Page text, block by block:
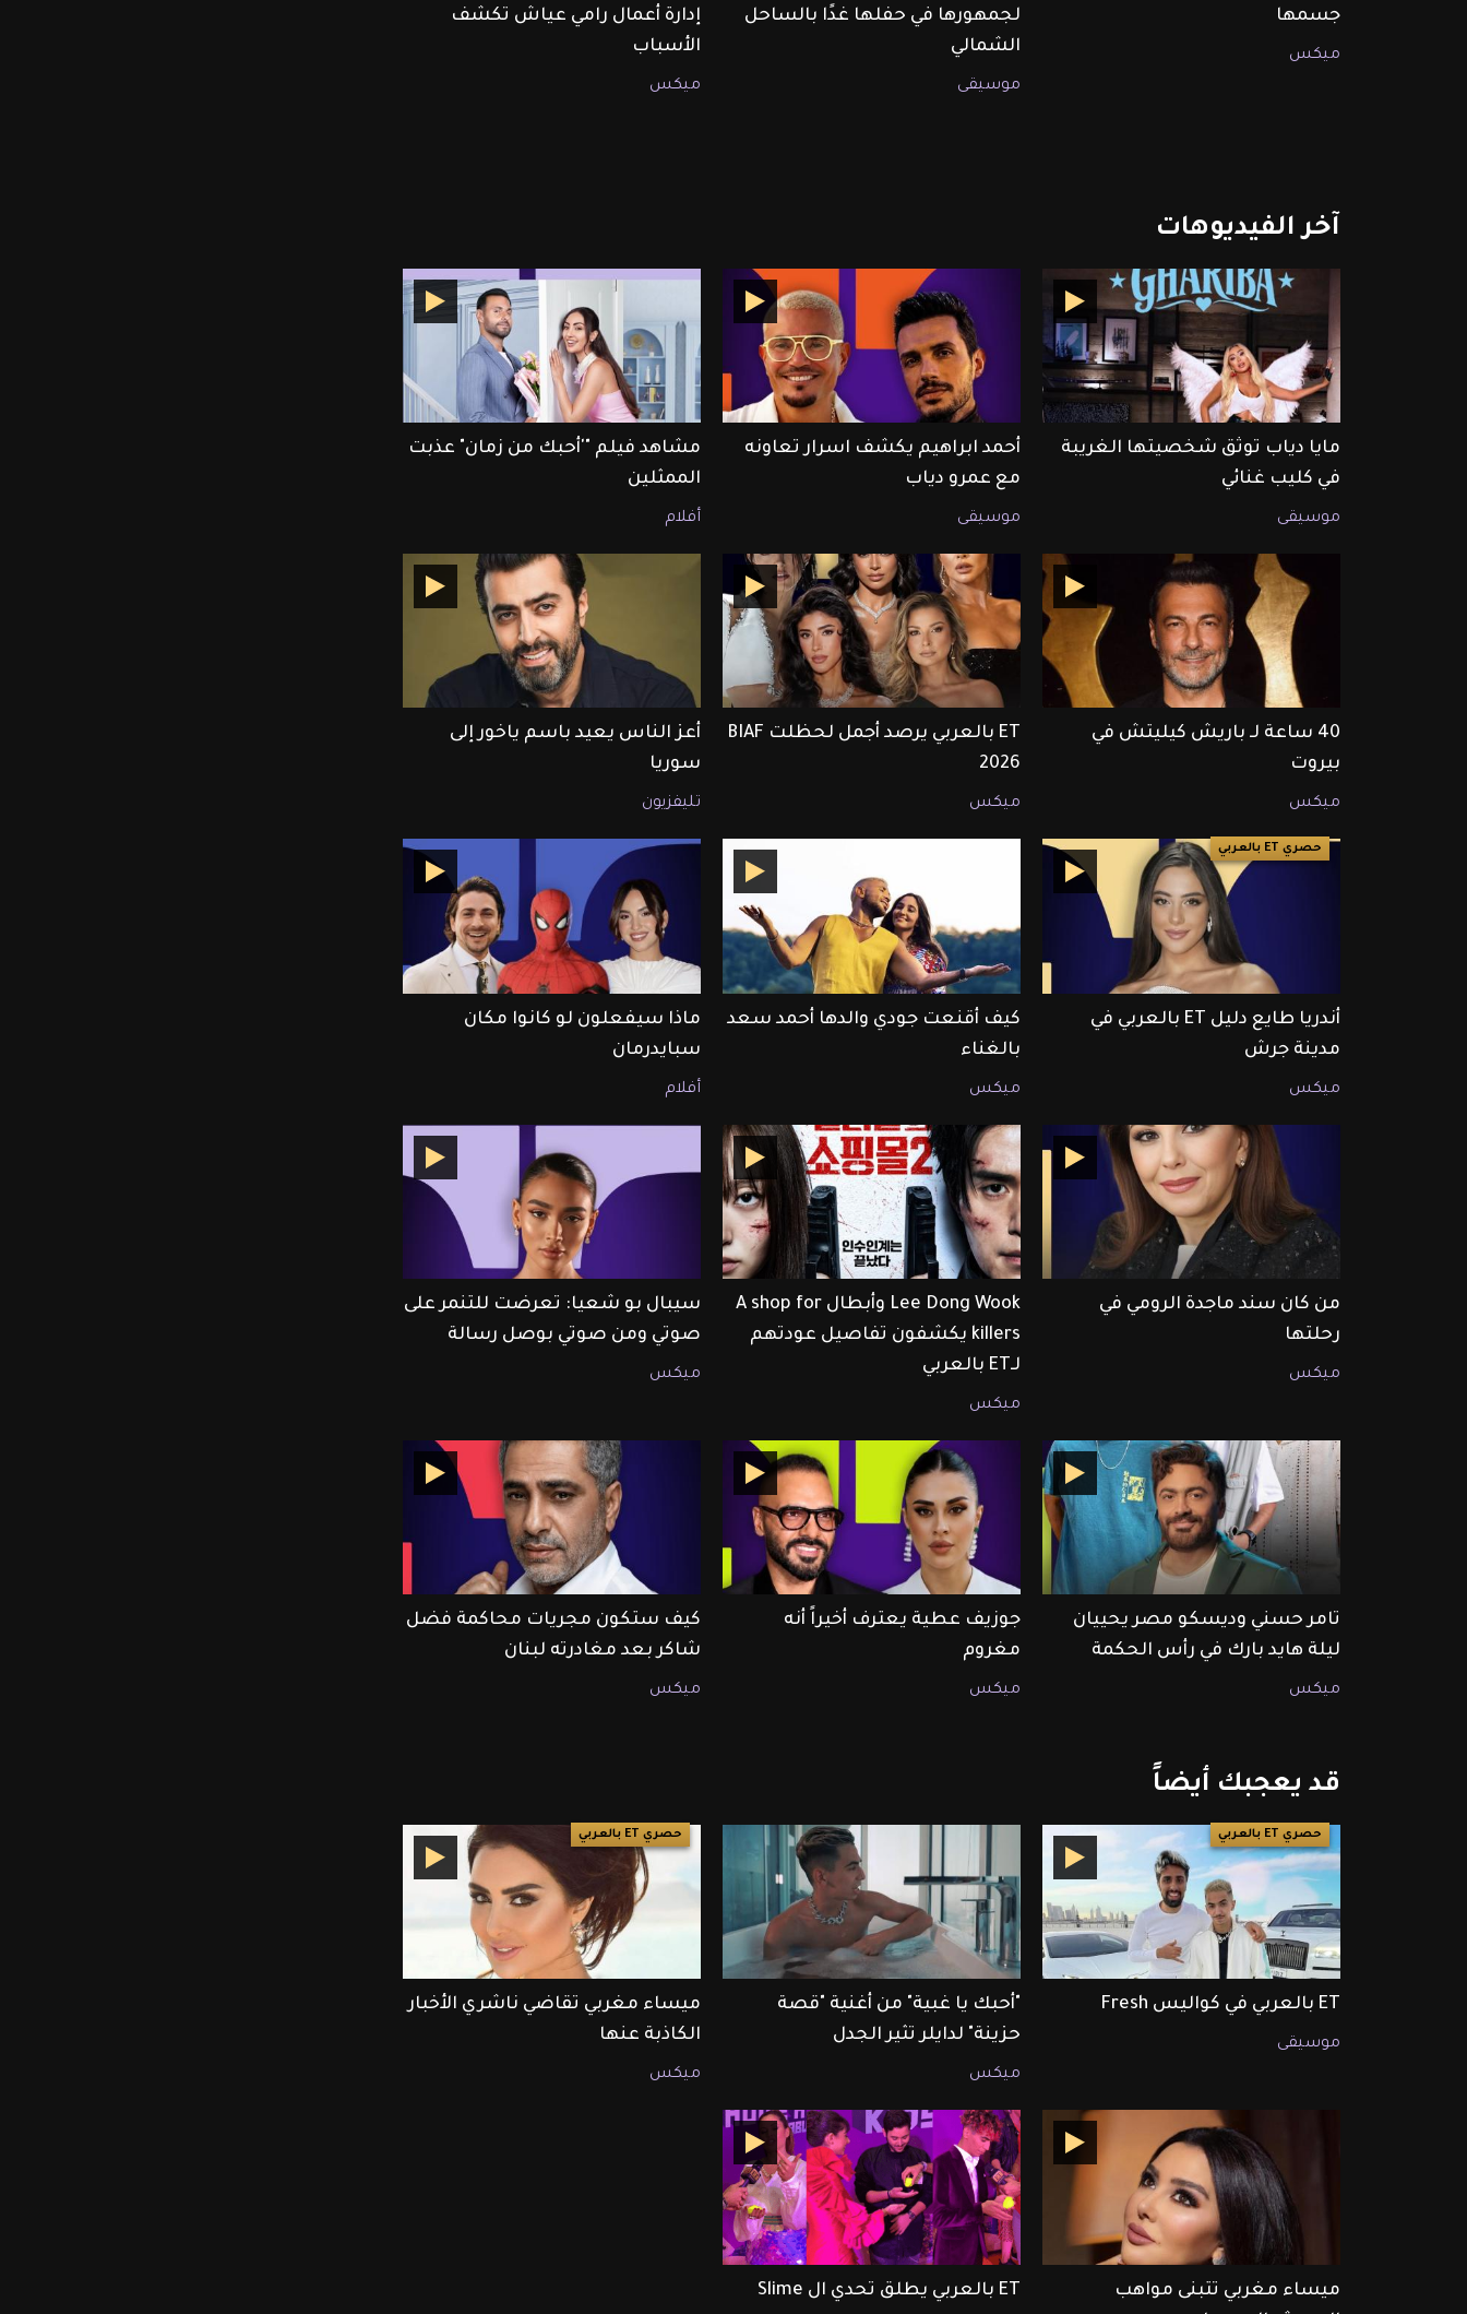
جسمها
ميكس
لجمهورها في حفلها غدًا بالساحل
الشمالي
موسيقى
إدارة أعمال رامي عياش تكشف
الأسباب
ميكس
آخر الفيديوهات
مايا دياب توثق شخصيتها الغريبة
في كليب غنائي
موسيقى
أحمد ابراهيم يكشف اسرار تعاونه
مع عمرو دياب
موسيقى
مشاهد فيلم "'أحبك من زمان" عذبت
الممثلين
أفلام
40 ساعة لـ باريش كيليتش في
بيروت
ميكس
ET بالعربي يرصد أجمل لحظلت BIAF
2026
ميكس
أعز الناس يعيد باسم ياخور إلى
سوريا
تليفزيون
حصري ET بالعربي
أندريا طايع دليل ET بالعربي في
مدينة جرش
ميكس
كيف أقنعت جودي والدها أحمد سعد
بالغناء
ميكس
ماذا سيفعلون لو كانوا مكان
سبايدرمان
أفلام
من كان سند ماجدة الرومي في
رحلتها
ميكس
Lee Dong Wook وأبطال A shop for
killers يكشفون تفاصيل عودتهم
لـET بالعربي
ميكس
سيبال بو شعيا: تعرضت للتنمر على
صوتي ومن صوتي بوصل رسالة
ميكس
تامر حسني وديسكو مصر يحييان
ليلة هايد بارك في رأس الحكمة
ميكس
جوزيف عطية يعترف أخيراً أنه
مغروم
ميكس
كيف ستكون مجريات محاكمة فضل
شاكر بعد مغادرته لبنان
ميكس
قد يعجبك أيضاً
حصري ET بالعربي
ET بالعربي في كواليس Fresh
موسيقى
"أحبك يا غبية" من أغنية "قصة
حزينة" لدايلر تثير الجدل
ميكس
حصري ET بالعربي
ميساء مغربي تقاضي ناشري الأخبار
الكاذبة عنها
ميكس
ميساء مغربي تتبنى مواهب
ET بالعربي يطلق تحدي ال Slime